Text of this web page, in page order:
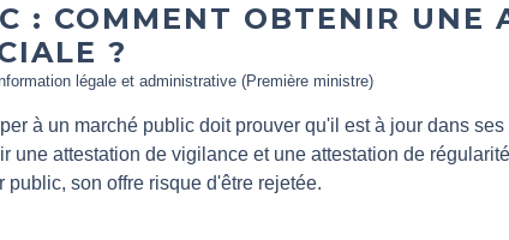
: COMMENT OBTENIR UNE
?
légale et administrative (Première ministre)
à un marché public doit prouver qu'il est à jour dans
une attestation de vigilance et une attestation de
son offre risque d'être rejetée.